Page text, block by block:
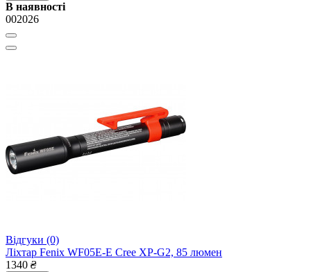
В наявності
002026
Відгуки (0)
Ліхтар Fenix WF05E-E Cree XP-G2, 85 люмен
1340 ₴